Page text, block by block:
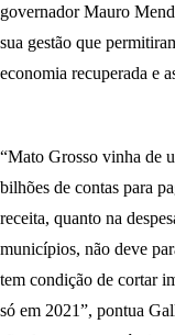
governador Mauro
sua gestão que
economia recuperada e
“Mato Grosso vinha de
bilhões de contas para
receita, quanto na
municípios, não deve
tem condição de cortar
só em 2021”, pontua